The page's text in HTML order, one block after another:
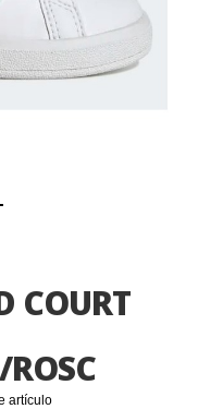
COURT
artículo